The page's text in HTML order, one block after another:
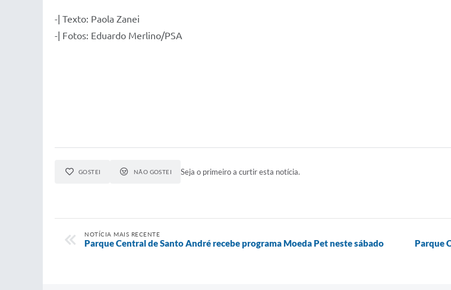
-| Texto: Paola Zanei
-| Fotos: Eduardo Merlino/PSA
GOSTEI NÃO GOSTEI Seja o primeiro a curtir esta notícia.
NOTÍCIA MAIS RECENTE
Parque Central de Santo André recebe programa Moeda Pet neste sábado Parque